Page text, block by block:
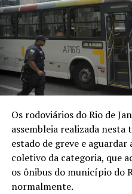
Os rodoviários do Rio de
assembleia realizada
estado de greve e aguardar
coletivo da categoria, que
os ônibus do município do
normalmente.